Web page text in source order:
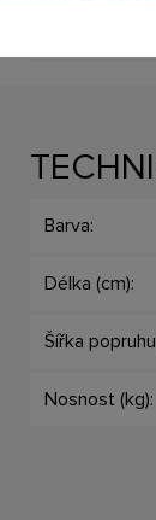
Barva:
Délka (cm):
Šířka
Nosnost (kg):